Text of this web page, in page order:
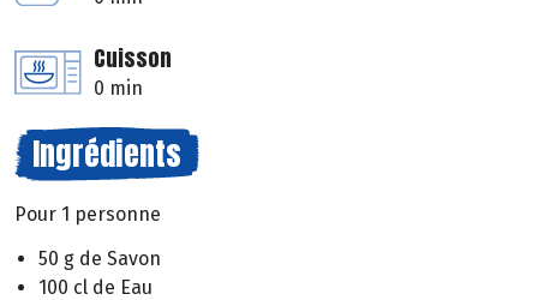
Cuisson
0 min
Ingrédients
Pour 1 personne
50 g de Savon
100 cl de Eau